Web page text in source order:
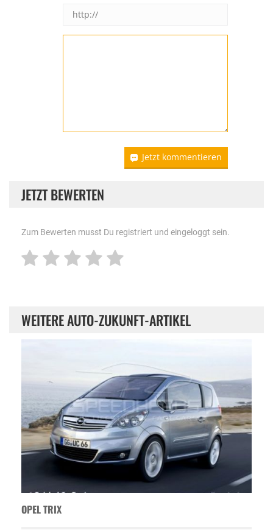
Jetzt kommentieren
JETZT BEWERTEN
Zum Bewerten musst Du registriert und eingeloggt sein.
WEITERE AUTO-ZUKUNFT-ARTIKEL
OPEL TRIX